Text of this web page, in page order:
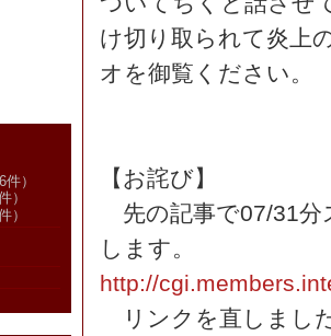
け切り取られて炎上
オを御覧ください。
【お詫び】
先の記事で07/31分
します。
http://
リンクを直しまし
件）
）
）